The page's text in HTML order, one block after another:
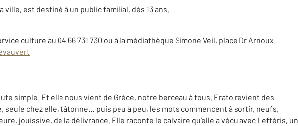
est destiné à un public familial, dès 13 ans.
culture au 04 66 731 730 ou à la médiathèque Simone Veil, place Dr Arnoux.
simple. Et elle nous vient de Grèce, notre berceau à tous. Erato revient des
seule chez elle, tâtonne… puis peu à peu, les mots commencent à sortir, neufs,
jouissive, de la délivrance. Elle raconte le calvaire qu’elle a vécu avec Leftéris, un